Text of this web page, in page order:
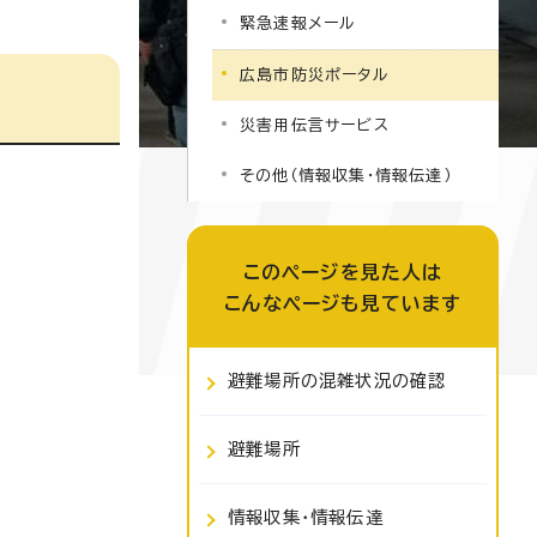
緊急速報メール
広島市防災ポータル
災害用伝言サービス
その他（情報収集・情報伝達）
このページを見た人は
こんなページも見ています
避難場所の混雑状況の確認
避難場所
情報収集・情報伝達